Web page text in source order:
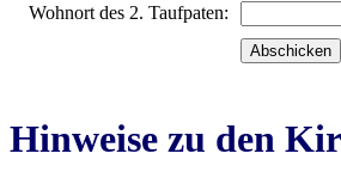
Wohnort des 2. Taufpaten:
Hinweise zu den